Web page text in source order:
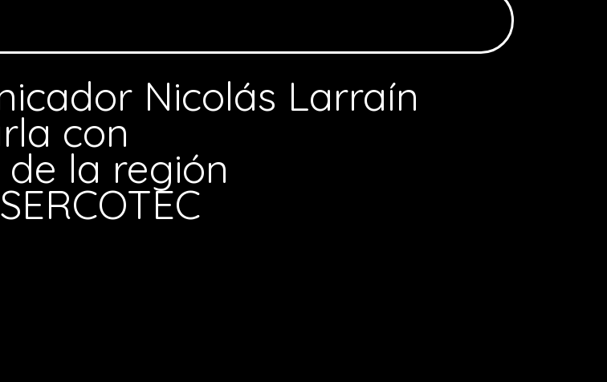
Nicolás Larraín
con
la región